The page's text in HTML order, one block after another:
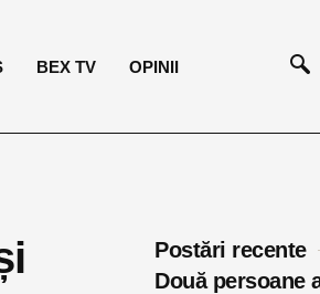
BEX TV OPINII
Postări recente
Două persoane